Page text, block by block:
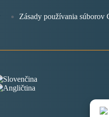
Zásady používania súborov